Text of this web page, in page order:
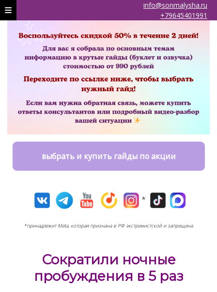
info@sonmalysha.ru
+79645401991
выбрать и купить гайды по акции
*
*принадлежит Meta, которая признана в РФ экстремистской и запрещена.
Сократили ночные
пробуждения в 5 раз